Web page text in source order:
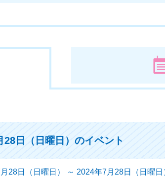
28日（日曜日）のイベント
28日（日曜日） ～ 2024年7月28日（日曜